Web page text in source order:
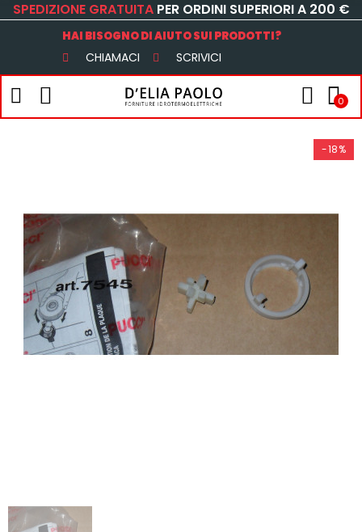
SPEDIZIONE GRATUITA PER ORDINI SUPERIORI A 200 €
HAI BISOGNO DI AIUTO SUI PRODOTTI?
CHIAMACI SCRIVICI
0
-18%